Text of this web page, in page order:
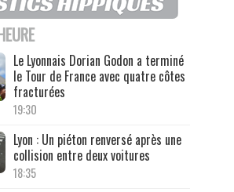
Le Lyonnais Dorian Godon a terminé
le Tour de France avec quatre côtes
fracturées
19:30
Lyon : Un piéton renversé après une
collision entre deux voitures
18:35